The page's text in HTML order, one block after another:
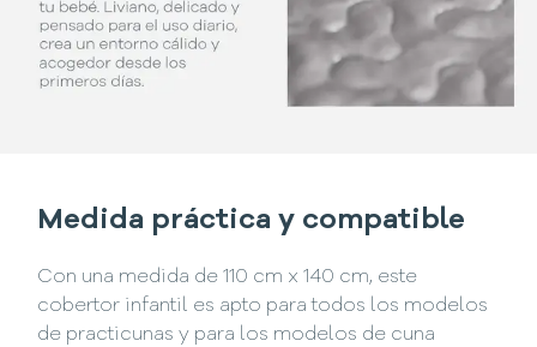
Medida práctica y compatible
Con una medida de 110 cm x 140 cm, este
cobertor infantil es apto para todos los modelos
de practicunas y para los modelos de cuna